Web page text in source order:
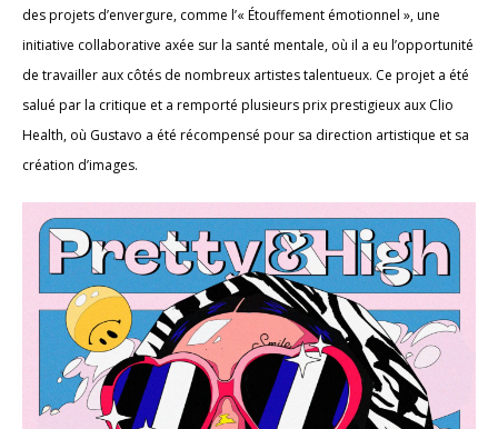
des projets d’envergure, comme l’« Étouffement émotionnel », une
initiative collaborative axée sur la santé mentale, où il a eu l’opportunité
de travailler aux côtés de nombreux artistes talentueux. Ce projet a été
salué par la critique et a remporté plusieurs prix prestigieux aux Clio
Health, où Gustavo a été récompensé pour sa direction artistique et sa
création d’images.